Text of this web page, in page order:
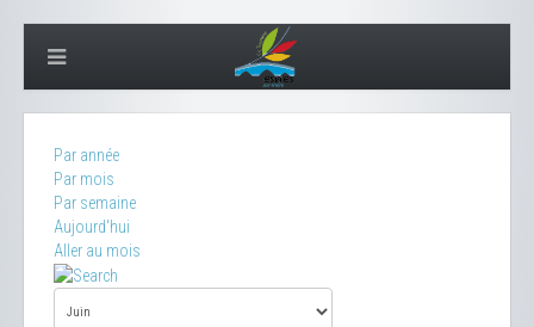
Par année
Par mois
Par semaine
Aujourd'hui
Aller au mois